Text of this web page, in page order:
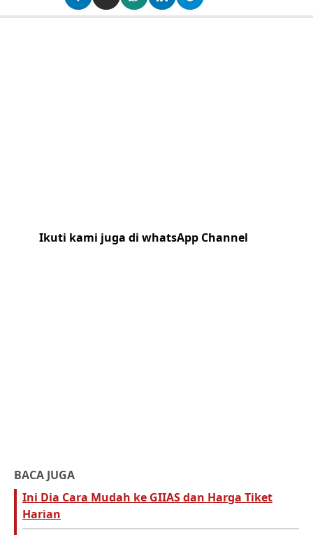
Ikuti kami juga di whatsApp Channel
BACA JUGA
Ini Dia Cara Mudah ke GIIAS dan Harga Tiket
Harian